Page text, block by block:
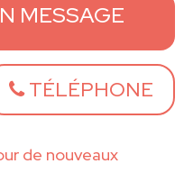
MESSAGE
TÉLÉPHONE
de nouveaux